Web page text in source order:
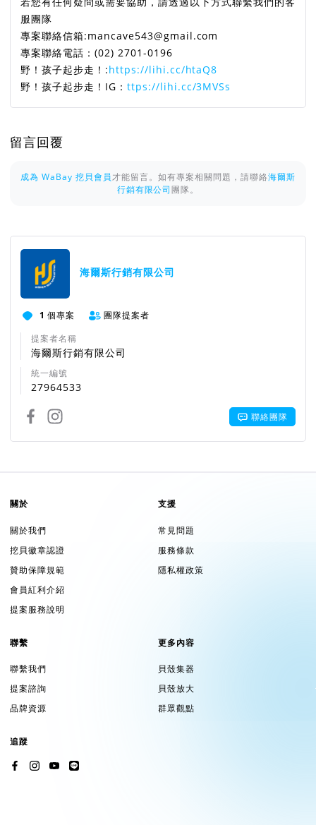
服團隊
專案聯絡信箱:mancave543@gmail.com
專案聯絡電話：(02) 2701-0196
野！孩子起步走！:https://lihi.cc/htaQ8
野！孩子起步走！IG： ttps://lihi.cc/3MVSs
留言回覆
成為 WaBay 挖貝會員才能留言。如有專案相關問題，請聯絡海爾斯
行銷有限公司團隊。
海爾斯行銷有限公司
1 個專案
團隊提案者
提案者名稱
海爾斯行銷有限公司
統一編號
27964533
聯絡團隊
關於
關於我們
挖貝徽章認證
贊助保障規範
會員紅利介紹
提案服務說明
支援
常見問題
服務條款
隱私權政策
聯繫
聯繫我們
提案諮詢
品牌資源
更多內容
貝殼集器
貝殼放大
群眾觀點
追蹤